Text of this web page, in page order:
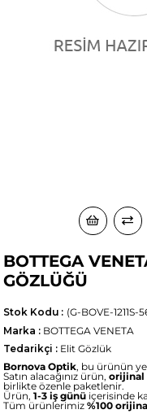
BOTTEGA
GÖZLÜĞÜ
(G-BOVE-1211S-
Stok Kodu
Marka : BOTTEGA VENETA
Tedarikçi : Elit Gözlük
Bornova Optik, bu ürünün
Satın alacağınız ürün,orijinal
birlikte özenle paketlenir.
Ürün,1-3 iş günü içerisinde
Tüm ürünlerimiz%100